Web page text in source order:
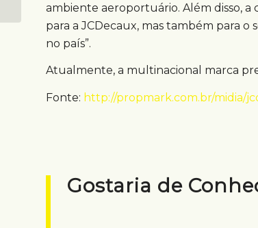
ambiente aeroportuário. Além disso,
para a JCDecaux, mas também para
no país”.
Atualmente, a multinacional marca
Fonte: http://propmark.com.br/midia/
Gostaria de
diferença na Publici...